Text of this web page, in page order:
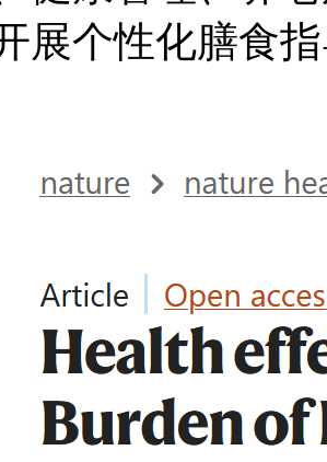
展个性化膳食